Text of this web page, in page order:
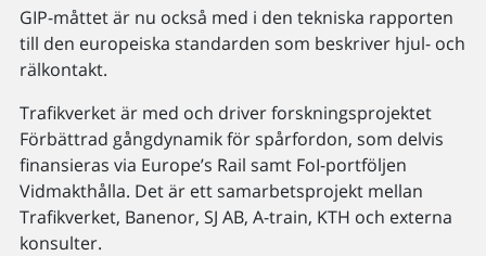
GIP-måttet är nu också med i den tekniska rapporten
till den europeiska standarden som beskriver hjul- och
rälkontakt.
Trafikverket är med och driver forskningsprojektet
Förbättrad gångdynamik för spårfordon, som delvis
finansieras via Europe’s Rail samt FoI-portföljen
Vidmakthålla. Det är ett samarbetsprojekt mellan
Trafikverket, Banenor, SJ AB, A-train, KTH och externa
konsulter.